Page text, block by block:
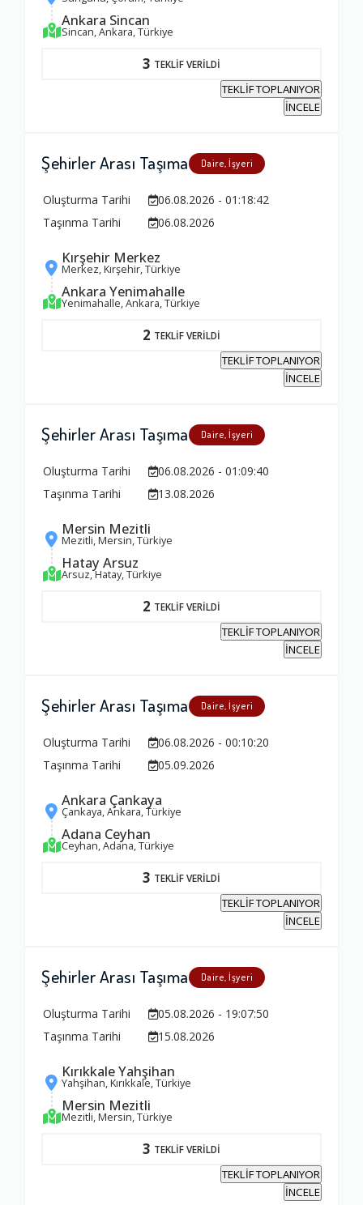
Ankara Sincan
Sincan, Ankara, Türkiye
3 TEKLİF VERİLDİ
TEKLİF TOPLANIYOR
İNCELE
Şehirler Arası Taşıma Daire, İşyeri
Oluşturma Tarihi
06.08.2026 - 01:18:42
Taşınma Tarihi
06.08.2026
Kırşehir Merkez
Merkez, Kırşehir, Türkiye
Ankara Yenimahalle
Yenimahalle, Ankara, Türkiye
2 TEKLİF VERİLDİ
TEKLİF TOPLANIYOR
İNCELE
Şehirler Arası Taşıma Daire, İşyeri
Oluşturma Tarihi
06.08.2026 - 01:09:40
Taşınma Tarihi
13.08.2026
Mersin Mezitli
Mezitli, Mersin, Türkiye
Hatay Arsuz
Arsuz, Hatay, Türkiye
2 TEKLİF VERİLDİ
TEKLİF TOPLANIYOR
İNCELE
Şehirler Arası Taşıma Daire, İşyeri
Oluşturma Tarihi
06.08.2026 - 00:10:20
Taşınma Tarihi
05.09.2026
Ankara Çankaya
Çankaya, Ankara, Türkiye
Adana Ceyhan
Ceyhan, Adana, Türkiye
3 TEKLİF VERİLDİ
TEKLİF TOPLANIYOR
İNCELE
Şehirler Arası Taşıma Daire, İşyeri
Oluşturma Tarihi
05.08.2026 - 19:07:50
Taşınma Tarihi
15.08.2026
Kırıkkale Yahşihan
Yahşihan, Kırıkkale, Türkiye
Mersin Mezitli
Mezitli, Mersin, Türkiye
3 TEKLİF VERİLDİ
TEKLİF TOPLANIYOR
İNCELE
Ambalajlama Hizmeti
1.0
1.0
Zamanlama
Firma Çalışanları
Fiyatlandırma Dengesi
Yorumunuz